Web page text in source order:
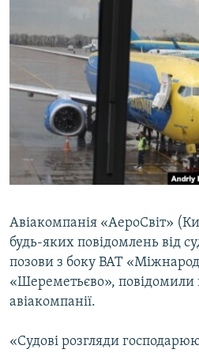
СВІТ
КИТАЙ.ВИКЛИКИ
МУЛЬТИМЕДІА
ФОТО
СПЕЦПРОЄКТИ
ПОДКАСТИ
РУС
УКР
КТАТ
Авіакомпанія «АероСвіт»
будь-яких повідомлень від
позови з боку ВАТ
«Шереметьєво», повідомили
авіакомпанії.
«Судові розгляди